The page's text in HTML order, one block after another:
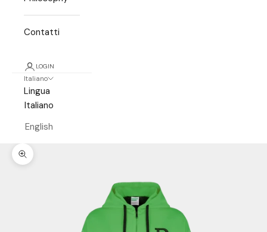
Contatti
LOGIN
Italiano
Lingua
Italiano
English
Ingrandisci immagine